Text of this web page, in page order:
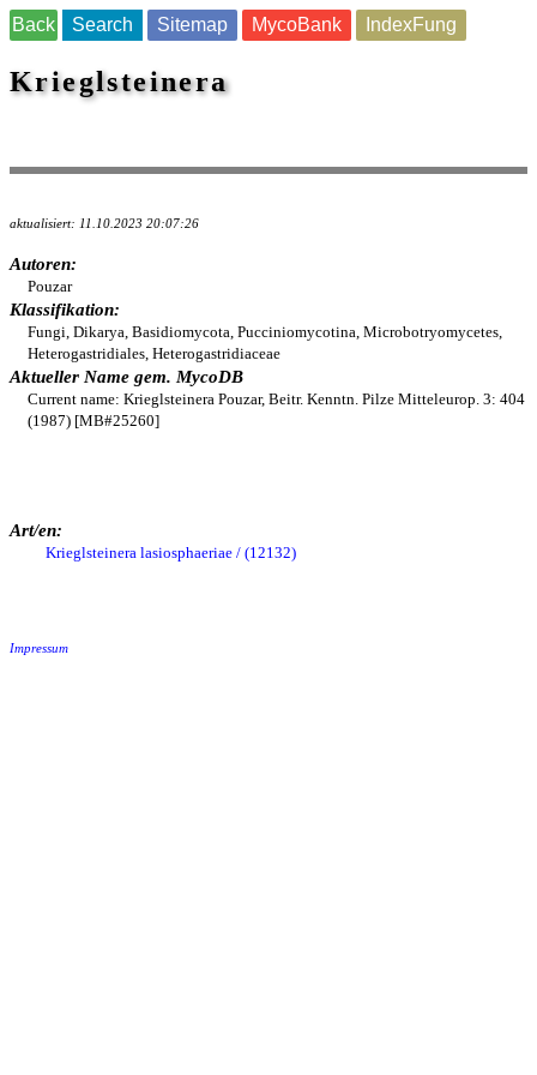
Back Search Sitemap MycoBank IndexFung
Krieglsteinera
aktualisiert: 11.10.2023 20:07:26
Autoren:
Pouzar
Klassifikation:
Fungi, Dikarya, Basidiomycota, Pucciniomycotina, Microbotryomycetes,
Heterogastridiales, Heterogastridiaceae
Aktueller Name gem. MycoDB
Current name: Krieglsteinera Pouzar, Beitr. Kenntn. Pilze Mitteleurop. 3: 404
(1987) [MB#25260]
Art/en:
Krieglsteinera lasiosphaeriae / (12132)
Impressum